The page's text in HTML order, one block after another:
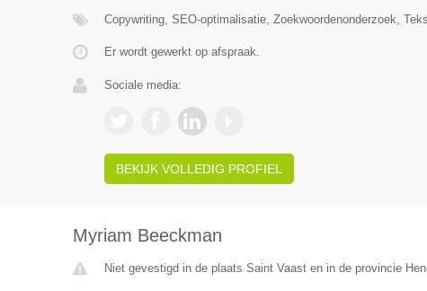
Copywriting, SEO-optimalisatie, Zoekwoordenonderzoek,
Er wordt gewerkt op afspraak.
Sociale media:
BEKIJK VOLLEDIG PROFIEL
Myriam Beeckman
Niet gevestigd in de plaats Saint Vaast en in de provincie